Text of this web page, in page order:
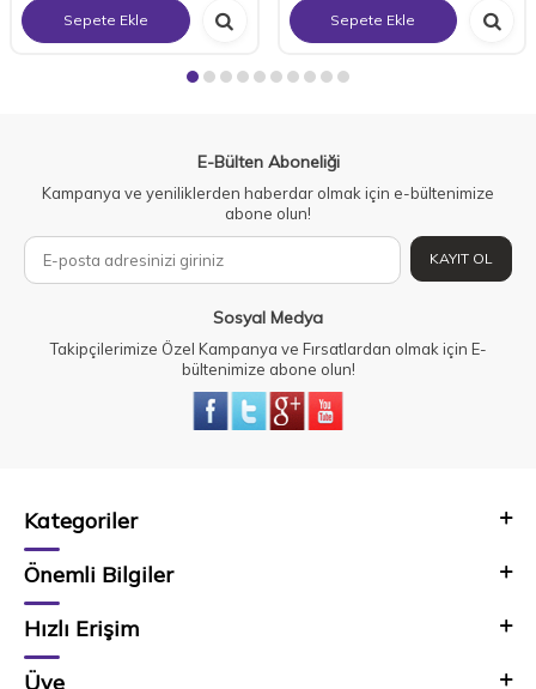
Sepete Ekle Sepete Ekle
E-Bülten Aboneliği
Kampanya ve yeniliklerden haberdar olmak için e-bültenimize
abone olun!
KAYIT OL
Sosyal Medya
Takipçilerimize Özel Kampanya ve Fırsatlardan olmak için E-
bültenimize abone olun!
Kategoriler
Önemli Bilgiler
Hızlı Erişim
Üye